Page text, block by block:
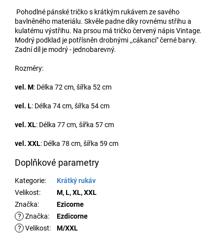
Pohodlné pánské tričko s krátkým rukávem ze savého
bavlněného materiálu. Skvěle padne díky rovnému střihu a
kulatému výstřihu. Na prsou má tričko červený nápis Vintage.
Modrý podklad je potřísněn drobnými ,,cákanci" černé barvy.
Zadní díl je modrý - jednobarevný.
Rozměry:
vel. M: Délka 72 cm, šířka 52 cm
vel. L: Délka 74 cm, šířka 54 cm
vel. XL: Délka 77 cm, šířka 57 cm
vel. XXL: Délka 78 cm, šířka 59 cm
Doplňkové parametry
Kategorie:
Krátký rukáv
Velikost:
M, L, XL, XXL
Značka:
Ezicorne
? Značka:
Ezdicorne
? Velikost:
M/XXL